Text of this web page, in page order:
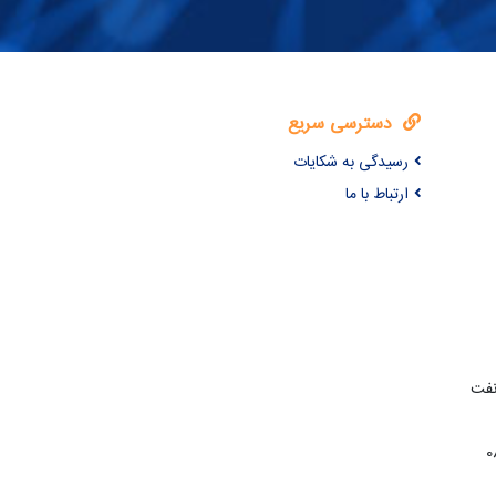
دسترسی سریع
رسیدگی به شکایات
ارتباط با ما